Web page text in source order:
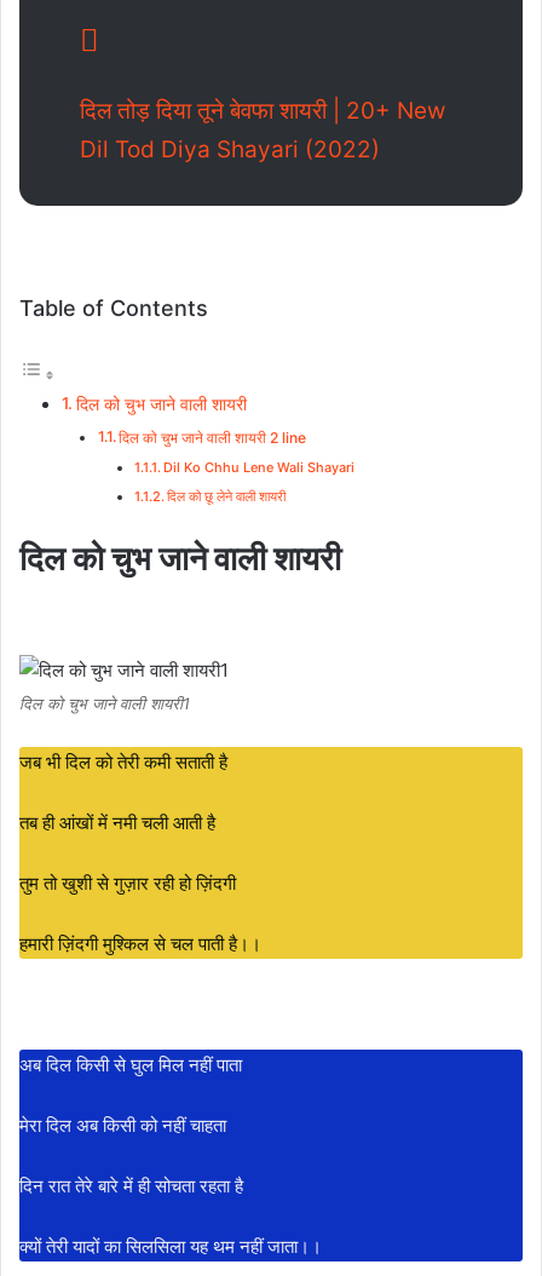
दिल तोड़ दिया तूने बेवफा शायरी | 20+ New
Dil Tod Diya Shayari (2022)
Table of Contents
दिल को चुभ जाने वाली शायरी
दिल को चुभ जाने वाली शायरी 2 line
Dil Ko Chhu Lene Wali Shayari
दिल को छू लेने वाली शायरी
दिल को चुभ जाने वाली शायरी
दिल को चुभ जाने वाली शायरी1
जब भी दिल को तेरी कमी सताती है
तब ही आंखों में नमी चली आती है
तुम तो खुशी से गुज़ार रही हो ज़िंदगी
हमारी ज़िंदगी मुश्किल से चल पाती है।।
अब दिल किसी से घुल मिल नहीं पाता
मेरा दिल अब किसी को नहीं चाहता
दिन रात तेरे बारे में ही सोचता रहता है
क्यों तेरी यादों का सिलसिला यह थम नहीं जाता।।